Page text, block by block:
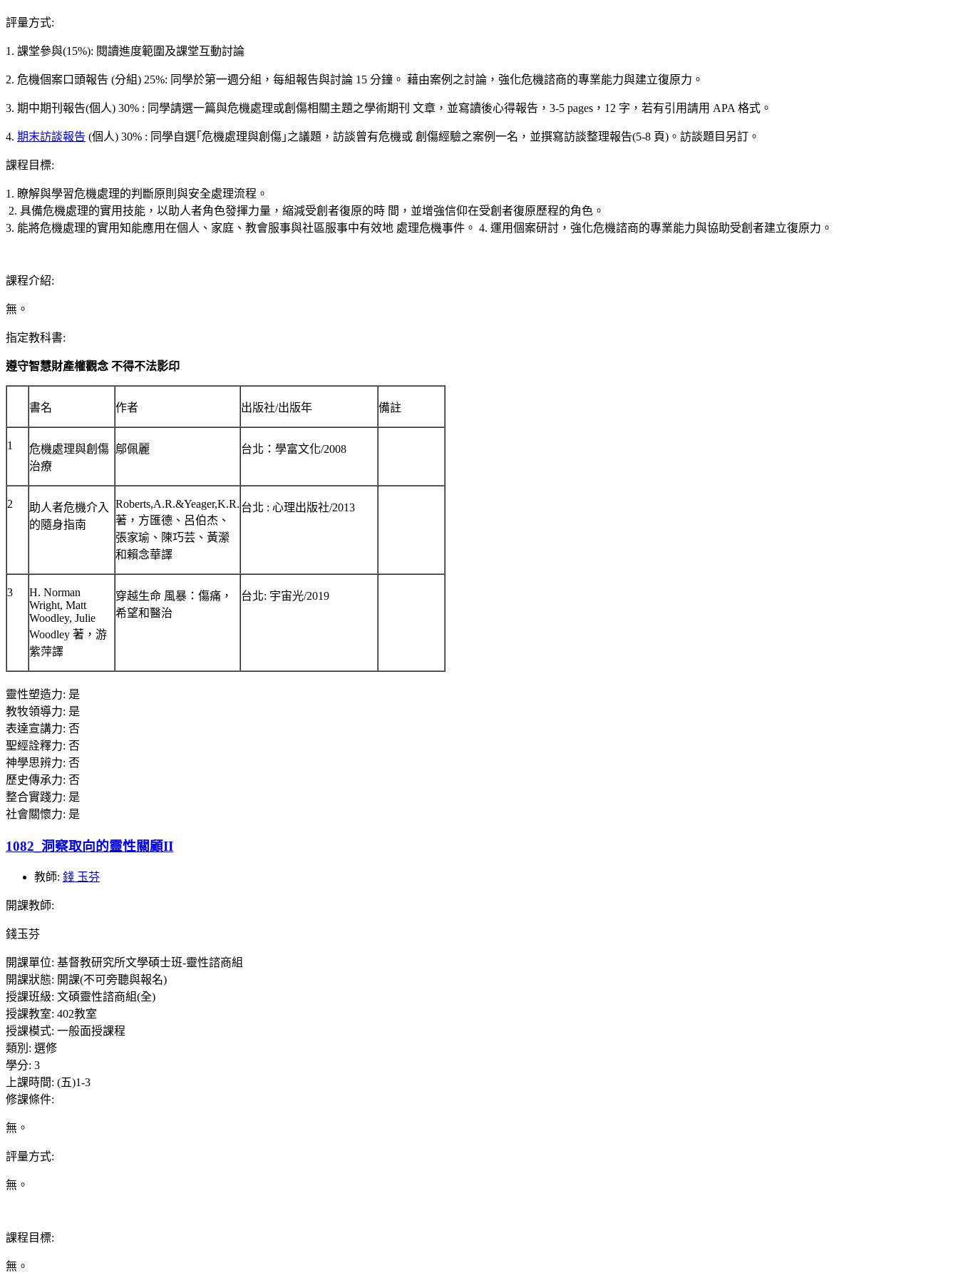
評量方式:
1. 課堂參與(15%): 閱讀進度範圍及課堂互動討論
2. 危機個案口頭報告 (分組) 25%: 同學於第一週分組，每組報告與討論 15 分鐘。 藉由案例之討論，強化危機諮商的專業能力與建立復原力。
3. 期中期刊報告(個人) 30% : 同學請選一篇與危機處理或創傷相關主題之學術期刊 文章，並寫讀後心得報告，3-5 pages，12 字，若有引用請用 APA 格式。
4. 期末訪談報告 (個人) 30% : 同學自選｢危機處理與創傷｣之議題，訪談曾有危機或 創傷經驗之案例一名，並撰寫訪談整理報告(5-8 頁)。訪談題目另訂。
課程目標:
1. 瞭解與學習危機處理的判斷原則與安全處理流程。
2. 具備危機處理的實用技能，以助人者角色發揮力量，縮減受創者復原的時 間，並增強信仰在受創者復原歷程的角色。
3. 能將危機處理的實用知能應用在個人、家庭、教會服事與社區服事中有效地 處理危機事件。 4. 運用個案研討，強化危機諮商的專業能力與協助受創者建立復原力。
課程介紹:
無。
指定教科書:
遵守智慧財產權觀念 不得不法影印
書名 作者 出版社/出版年 備註
1
危機處理與創傷
治療
鄔佩麗 台北：學富文化/2008
2
助人者危機介入
的隨身指南
Roberts,A.R.&Yeager,K.R.
著，方匯德、呂伯杰、
張家瑜、陳巧芸、黃瀠
和賴念華譯
台北 : 心理出版社/2013
3
H. Norman
Wright, Matt
Woodley, Julie
Woodley 著，游
紫萍譯
穿越生命 風暴：傷痛，
希望和醫治
台北: 宇宙光/2019
靈性塑造力: 是
教牧領導力: 是
表達宣講力: 否
聖經詮釋力: 否
神學思辨力: 否
歷史傳承力: 否
整合實踐力: 是
社會關懷力: 是
1082_洞察取向的靈性關顧II
教師: 錢 玉芬
開課教師:
錢玉芬
開課單位: 基督教研究所文學碩士班-靈性諮商組
開課狀態: 開課(不可旁聽與報名)
授課班級: 文碩靈性諮商組(全)
授課教室: 402教室
授課模式: 一般面授課程
類別 : 選修
學分: 3
上課時間: (五)1-3
修課條件:
無。
評量方式:
無。
課程目標:
無。